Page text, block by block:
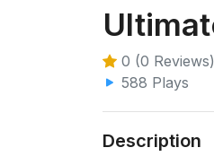
0 (0 Reviews)
588 Plays
Description